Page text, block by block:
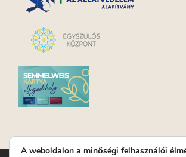
A weboldalon a minőségi felhasználói